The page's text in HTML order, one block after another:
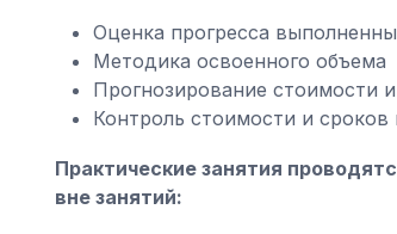
Оценка прогресса
Методика освоенного объема
Прогнозирование стоимости
Контроль стоимости и
Практические занятия
вне занятий: